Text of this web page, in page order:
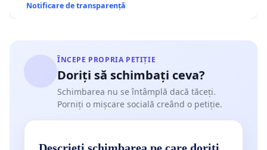
Notificare de transparență
ÎNCEPE PROPRIA PETIȚIE
Doriți să schimbați ceva?
Schimbarea nu se întâmplă dacă tăceți.
Porniți o mișcare socială creând o petiție.
Descrieți schimbarea pe care doriți